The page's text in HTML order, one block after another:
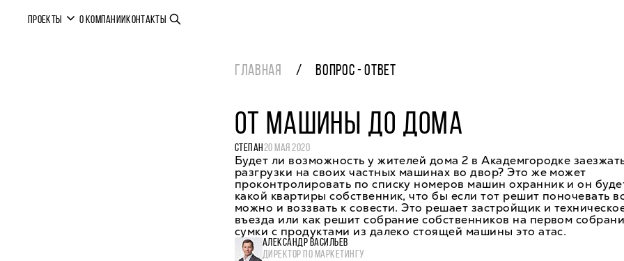
ПРОЕКТЫ О КОМПАНИИКОНТАКТЫ
ГЛАВНАЯ ВОПРОС - ОТВЕТ
ОТ МАШИНЫ ДО ДОМА
СТЕПАН20 МАЯ 2020
Будет ли возможность у жителей дома 2 в Академгородке
разгрузки на своих частных машинах во двор? Это же может
проконтролировать по списку номеров машин охранник и он
какой квартиры собственник, что бы если тот решит поночевать
можно и воззвать к совести. Это решает застройщик и
въезда или как решит собрание собственников на первом
сумки с продуктами из далеко стоящей машины это атас.
АЛЕКСАНДР ВАСИЛЬЕВ
ДИРЕКТОР ПО МАРКЕТИНГУ